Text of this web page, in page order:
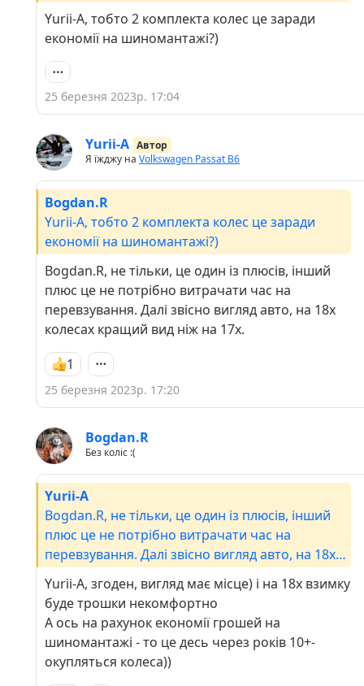
Yurii-A, тобто 2 комплекта колес це заради
економії на шиномантажі?)
25 березня 2023р. 17:04
Yurii-A Автор
Я їжджу на Volkswagen Passat B6
Bogdan.R
Yurii-A, тобто 2 комплекта колес це заради
економії на шиномантажі?)
Bogdan.R, не тільки, це один із плюсів, інший
плюс це не потрібно витрачати час на
перевзування. Далі звісно вигляд авто, на 18х
колесах кращий вид ніж на 17х.
1
25 березня 2023р. 17:20
Bogdan.R
Без коліс :(
Yurii-A
Bogdan.R, не тільки, це один із плюсів, інший
плюс це не потрібно витрачати час на
перевзування. Далі звісно вигляд авто, на 18х
Yurii-A, згоден, вигляд має місце) і на 18х взимку
буде трошки некомфортно
А ось на рахунок економії грошей на
шиномантажі - то це десь через років 10+-
окупляться колеса))